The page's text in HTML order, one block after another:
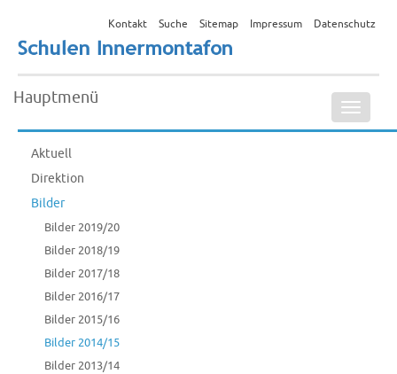
Kontakt Suche Sitemap Impressum Datenschutz
ein-/
Hauptmenü
Aktuell
Direktion
Bilder
Bilder 2019/20
Bilder 2018/19
Bilder 2017/18
Bilder 2016/17
Bilder 2015/16
Bilder 2014/15
Bilder 2013/14